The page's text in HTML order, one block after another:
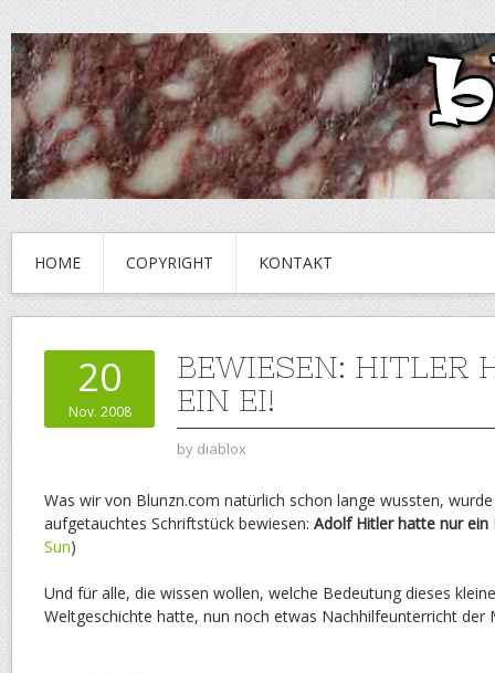
HOME COPYRIGHT KONTAKT
20
Nov. 2008
BEWIESEN: HITLER
EIN EI!
by diablox
Was wir von Blunzn.com natürlich schon lange wussten,
aufgetauchtes Schriftstück bewiesen: Adolf Hitler hatte nur ein
Sun)
Und für alle, die wissen wollen, welche Bedeutung dieses
Weltgeschichte hatte, nun noch etwas Nachhilfeunterricht der